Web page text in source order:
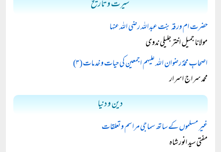
سیرت و تاریخ
حضرت ام ورقہ بنت عبداللہ رضی اللہ عنہا
مولانا جمیل اختر جلیلی ندوی
اصحابِ محمدؐ رضوان اللہ علیہم اجمعین کی حیات و خدمات (۳)
محمد سراج اسرار
دین و دنیا
غیر مسلموں کے ساتھ سماجی مراسم و تعلقات
مفتی سید انور شاہ